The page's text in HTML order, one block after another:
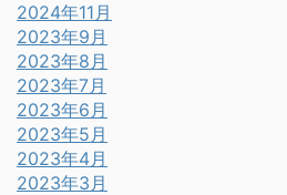
2024年11月
2023年9月
2023年8月
2023年7月
2023年6月
2023年5月
2023年4月
2023年3月